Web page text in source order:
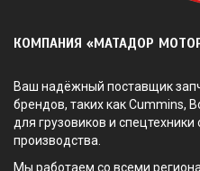
КОМПАНИЯ «МАТАДОР
Ваш надёжный поставщик
брендов, таких как Cummins,
для грузовиков и
производства.
Мы работаем со всеми